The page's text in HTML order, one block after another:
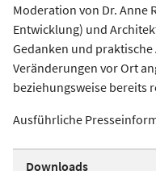
Moderation von Dr. Anne
Entwicklung) und
Gedanken und
Veränderungen vor Ort
beziehungsweise bereits
Ausführliche
Downloads